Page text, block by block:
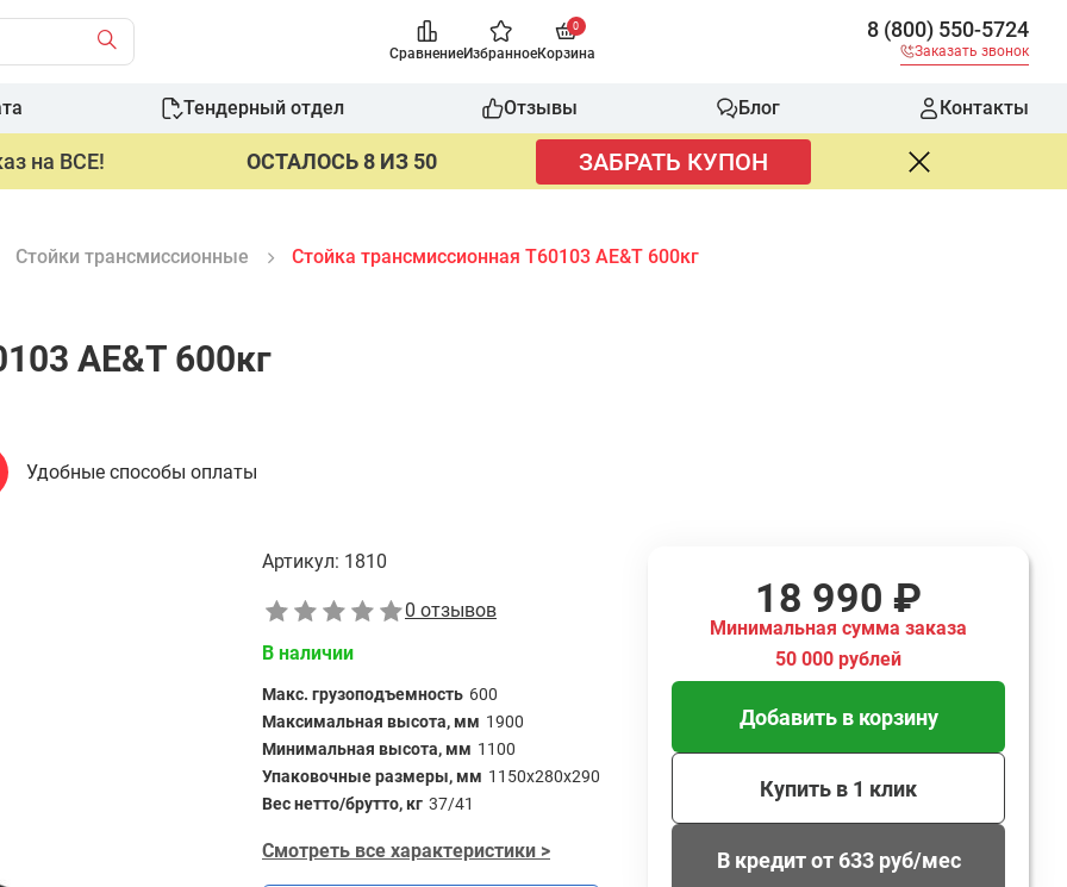
СравнениеИзбранное
0
Корзина
8 (800) 550-5724
Заказать звонок
Тендерный отдел Отзывы Блог Контакты
на ВСЕ! ОСТАЛОСЬ 8 ИЗ 50 ЗАБРАТЬ КУПОН
Стойки трансмиссионные Стойка трансмиссионная T60103 AE&T 600кг
AE&T 600кг
Удобные способы оплаты
Артикул: 1810
0 отзывов
В наличии
Макс. грузоподъемность 600
Максимальная высота, мм 1900
Минимальная высота, мм 1100
Упаковочные размеры, мм 1150х280х290
Вес нетто/брутто, кг 37/41
Смотреть все характеристики >
18 990 ₽
Минимальная сумма заказа
50 000 рублей
Добавить в корзину
Купить в 1 клик
В кредит от 633 руб/мес